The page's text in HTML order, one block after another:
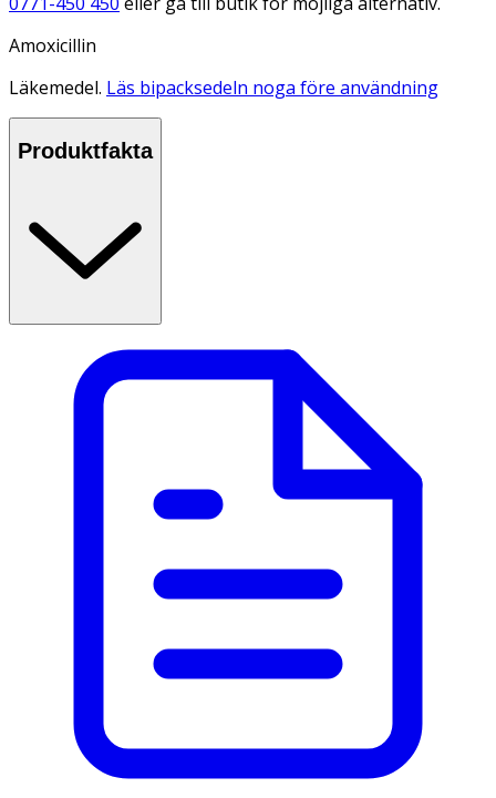
Amoxicillin
Läkemedel. Läs bipacksedeln noga före användning
Produktfakta